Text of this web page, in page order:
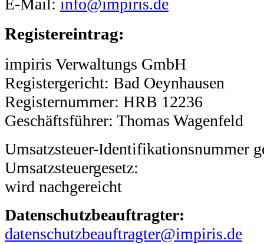
E-Mail: info@impiris.de
Registereintrag:
impiris Verwaltungs GmbH
Registergericht: Bad Oeynhausen
Registernummer: HRB 12236
Geschäftsführer: Thomas Wagenfeld
Umsatzsteuer-Identifikationsnummer
Umsatzsteuergesetz:
wird nachgereicht
Datenschutzbeauftragter:
datenschutzbeauftragter@impiris.de